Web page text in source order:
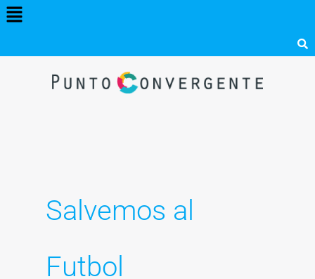
Menú
Salvemos al
Futbol